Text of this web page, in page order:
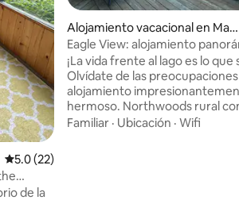
Calificación promedio: 5.0 de 5, 22 reseñas
5.0 (22)
de la
Alojamiento vacacional en Mac
hin
Eagle View: alojamiento
frente al lago en Eagle Lake
¡La vida frente al lago es lo que
Olvídate de las
alojamiento
hermoso. Northwoods rural
increíbles y disfrute frente al
Familiar · Ubicación · Wifi